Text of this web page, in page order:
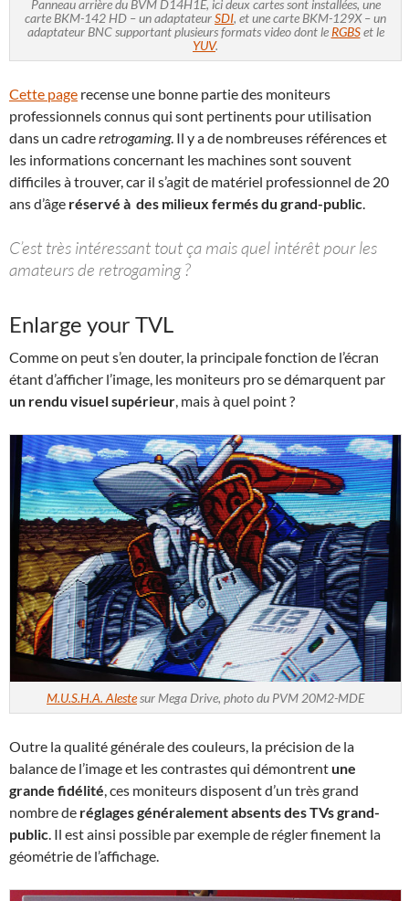
Panneau arrière du BVM D14H1E, ici deux cartes sont installées, une
carte BKM-142 HD – un adaptateurSDI, et une carte BKM-129X – un
adaptateur BNC supportant plusieurs formats video dont le RGBSet le
YUV.
Cette page recense une bonne partie des moniteurs
professionnels connus qui sont pertinents pour utilisation
dans un cadreretrogaming. Il y a de nombreuses références et
les informations concernant les machines sont souvent
difficiles à trouver, car il s’agit de matériel professionnel de 20
ans d’âge réservé à des milieux fermés du grand-public.
C’est très intéressant tout ça mais quel intérêt pour les
amateurs de retrogaming ?
Enlarge your TVL
Comme on peut s’en douter, la principale fonction de l’écran
étant d’afficher l’image, les moniteurs pro se démarquent par
un rendu visuel supérieur, mais à quel point ?
M.U.S.H.A. Alestesur Mega Drive, photo du PVM 20M2-MDE
Outre la qualité générale des couleurs, la précision de la
balance de l’image et les contrastes qui démontrentune
grande fidélité, ces moniteurs disposent d’un très grand
nombre de réglages généralement absents des TVs grand-
public. Il est ainsi possible par exemple de régler finement la
géométrie de l’affichage.